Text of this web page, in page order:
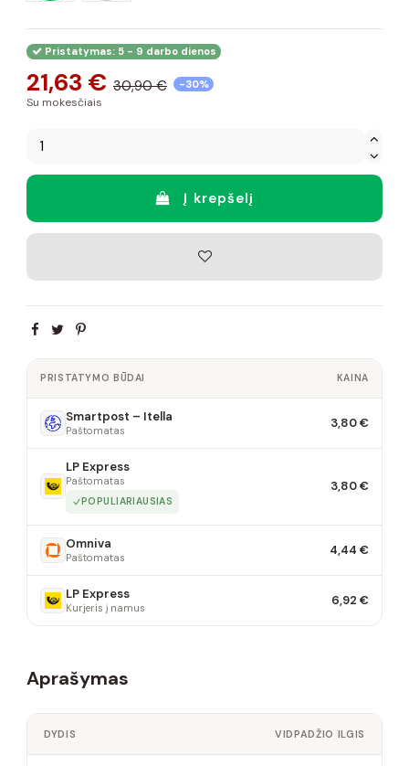
Pristatymas: 5 - 9 darbo dienos
21,63 € 30,90 € -30%
Su mokesčiais
Į krepšelį
PRISTATYMO BŪDAI KAINA
Smartpost – Itella
Paštomatas 3,80 €
LP Express
Paštomatas
POPULIARIAUSIAS
3,80 €
Omniva
Paštomatas 4,44 €
LP Express
Kurjeris į namus 6,92 €
Aprašymas
DYDIS VIDPADŽIO ILGIS